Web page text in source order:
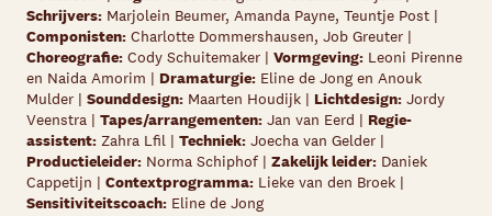
Schrijvers: Marjolein Beumer, Amanda Payne, Teuntje Post |
Componisten: Charlotte Dommershausen, Job Greuter |
Choreografie: Cody Schuitemaker | Vormgeving: Leoni Pirenne
en Naida Amorim | Dramaturgie: Eline de Jong en Anouk
Mulder | Sounddesign: Maarten Houdijk | Lichtdesign: Jordy
Veenstra | Tapes/arrangementen: Jan van Eerd | Regie-
assistent: Zahra Lfil | Techniek: Joecha van Gelder |
Productieleider: Norma Schiphof | Zakelijk leider: Daniek
Cappetijn | Contextprogramma: Lieke van den Broek |
Sensitiviteitscoach: Eline de Jong